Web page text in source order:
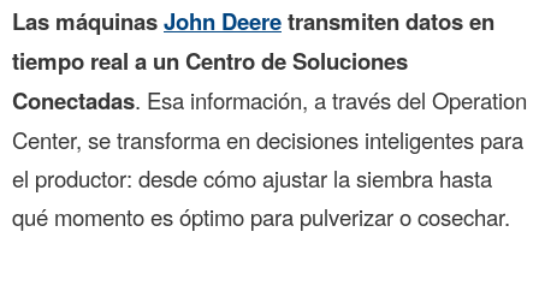
Las máquinasJohn Deeretransmiten datos en
tiempo real a un Centro de Soluciones
Conectadas. Esa información, a través del Operation
Center, se transforma en decisiones inteligentes para
el productor: desde cómo ajustar la siembra hasta
qué momento es óptimo para pulverizar o cosechar.